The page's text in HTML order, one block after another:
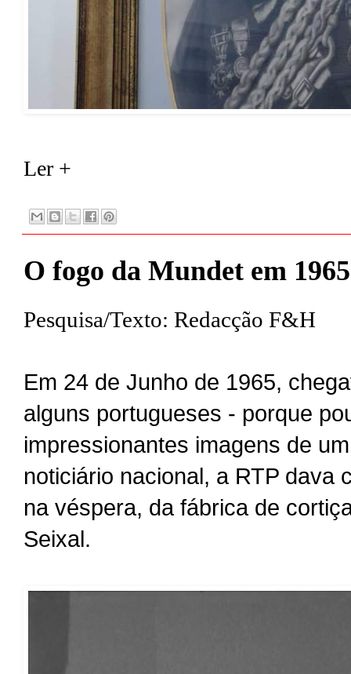
Ler +
O fogo da Mundet em 1965
Pesquisa/Texto: Redacção F&H
Em 24 de Junho de 1965,
alguns portugueses - porque
impressionantes imagens de
noticiário nacional, a RTP dava
na véspera, da fábrica de
Seixal.